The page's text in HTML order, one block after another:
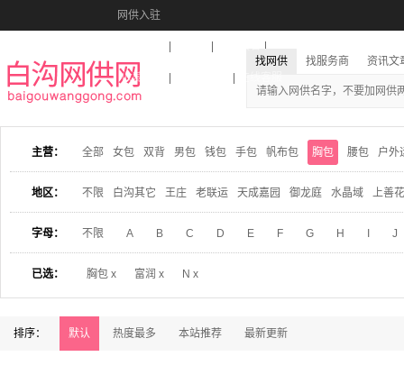
网供入驻
收藏本站
找网供 找服务商 资讯文
主营： 全部 女包 双背 男包 钱包 手包 帆布包 胸包 腰包 户外
地区： 不限 白沟其它 王庄 老联运 天成嘉园 御龙庭 水晶域 上善
字母： 不限 A B C D E F G H J
已选： 胸包 x 富润 x N x
排序： 默认 热度最多 本站推荐 最新更新